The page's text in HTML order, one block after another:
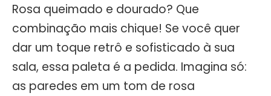
Rosa queimado e dourado? Que
combinação mais chique! Se você quer
dar um toque retrô e sofisticado à sua
sala, essa paleta é a pedida. Imagina só:
as paredes em um tom de rosa